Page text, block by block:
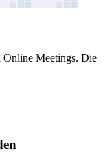
Online Meetings. Die